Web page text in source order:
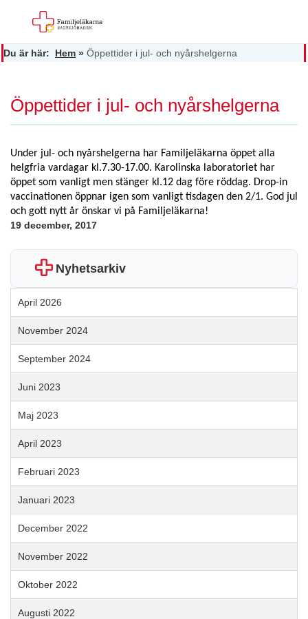
Du är här: Hem » Öppettider i jul- och nyårshelgerna
Öppettider i jul- och nyårshelgerna
Under jul- och nyårshelgerna har Familjeläkarna öppet alla
helgfria vardagar kl.7.30-17.00. Karolinska laboratoriet har
öppet som vanligt men stänger kl.12 dag före röddag. Drop-in
vaccinationen öppnar igen som vanligt tisdagen den 2/1. God jul
och gott nytt år önskar vi på Familjeläkarna!
19 december, 2017
Nyhetsarkiv
April 2026
November 2024
September 2024
Juni 2023
Maj 2023
April 2023
Februari 2023
Januari 2023
December 2022
November 2022
Oktober 2022
Augusti 2022